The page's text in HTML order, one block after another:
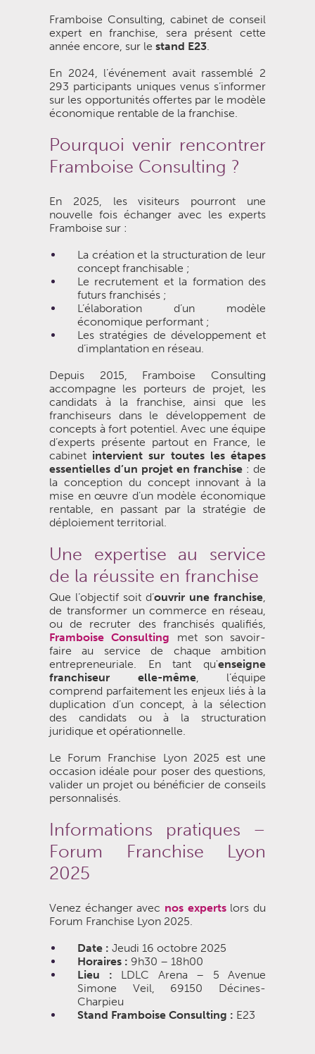
Framboise Consulting, cabinet de conseil
expert en franchise, sera présent cette
année encore, sur le stand E23.
En 2024, l’événement avait rassemblé 2
293 participants uniques venus s’informer
sur les opportunités offertes par le modèle
économique rentable de la franchise.
Pourquoi venir rencontrer
Framboise Consulting ?
En 2025, les visiteurs pourront une
nouvelle fois échanger avec les experts
Framboise sur :
La création et la structuration de leur
concept franchisable ;
Le recrutement et la formation des
futurs franchisés ;
L’élaboration d’un modèle
économique performant ;
Les stratégies de développement et
d’implantation en réseau.
Depuis 2015, Framboise Consulting
accompagne les porteurs de projet, les
candidats à la franchise, ainsi que les
franchiseurs dans le développement de
concepts à fort potentiel. Avec une équipe
d’experts présente partout en France, le
cabinet intervient sur toutes les étapes
essentielles d’un projet en franchise : de
la conception du concept innovant à la
mise en œuvre d’un modèle économique
rentable, en passant par la stratégie de
déploiement territorial.
Une expertise au service
de la réussite en franchise
Que l’objectif soit d’ouvrir une franchise,
de transformer un commerce en réseau,
ou de recruter des franchisés qualifiés,
Framboise Consulting met son savoir-
faire au service de chaque ambition
entrepreneuriale. En tant qu'enseigne
franchiseur elle-même, l’équipe
comprend parfaitement les enjeux liés à la
duplication d’un concept, à la sélection
des candidats ou à la structuration
juridique et opérationnelle.
Le Forum Franchise Lyon 2025 est une
occasion idéale pour poser des questions,
valider un projet ou bénéficier de conseils
personnalisés.
Informations pratiques –
Forum Franchise Lyon
2025
Venez échanger avec nos expertslors du
Forum Franchise Lyon 2025.
Date : Jeudi 16 octobre 2025
Horaires : 9h30 – 18h00
Lieu : LDLC Arena – 5 Avenue
Simone Veil, 69150 Décines-
Charpieu
Stand Framboise Consulting : E23